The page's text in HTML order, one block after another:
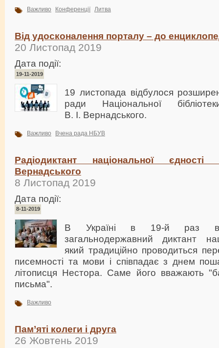
Важливо Конференції Литва
Від удосконалення порталу – до
20 Листопад 2019
Дата події:
19-11-2019
19 листопада відбулося
ради Національної
В. І. Вернадського.
Важливо Вчена рада НБУВ
Радіодиктант національної
Вернадського
8 Листопад 2019
Дата події:
8-11-2019
В Україні в 19-й раз
загальнодержавний диктант
який традиційно проводиться
писемності та мови і співпадає з днем
літописця Нестора. Саме його вважають
письма".
Важливо
Пам’яті колеги і друга
26 Жовтень 2019